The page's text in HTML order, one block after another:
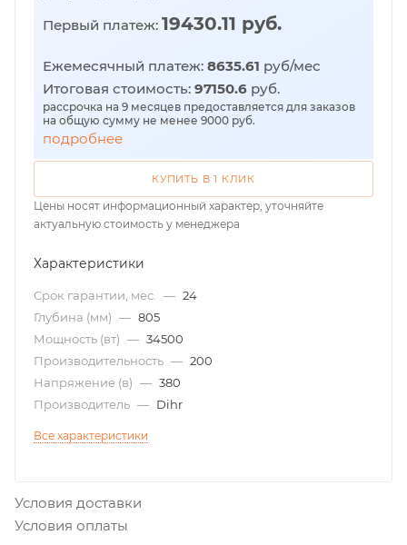
Первый платеж: 19430.11 руб.
Ежемесячный платеж: 8635.61 руб/мес
Итоговая стоимость: 97150.6 руб.
рассрочка на 9 месяцев предоставляется для заказов
на общую сумму не менее 9000 руб.
подробнее
КУПИТЬ В 1 КЛИК
Цены носят информационный характер, уточняйте
актуальную стоимость у менеджера
Характеристики
Срок гарантии, мес. — 24
Глубина (мм) — 805
Мощность (вт) — 34500
Производительность — 200
Напряжение (в) — 380
Производитель — Dihr
Все характеристики
Условия доставки
Условия оплаты